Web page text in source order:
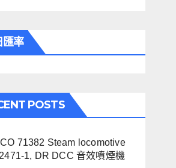
匯率
POSTS
71382 Steam locomotive
1, DR DCC 音效噴煙機